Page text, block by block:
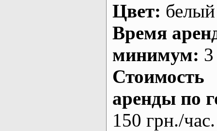
Цвет: белый
Время
минимум:
Стоимость
аренды по
150 грн./час.